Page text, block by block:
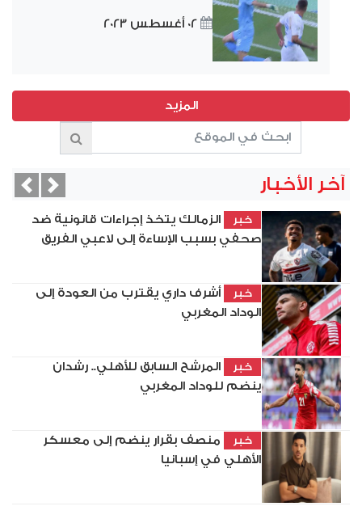
02 أغسطس 2023
آخر الأخبار
خبر
الزمالك يتخذ إجراءات قانونية ضد
صحفي بسبب الإساءة إلى لاعبي الفريق
خبر
أشرف داري يقترب من العودة إلى
الوداد المغربي
خبر
المرشح السابق للأهلي.. رشدان
ينضم للوداد المغربي
خبر
منصف بقرار ينضم إلى معسكر
الأهلي في إسبانيا
Next